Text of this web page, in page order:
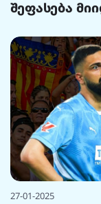
შეფასება
27-01-2025